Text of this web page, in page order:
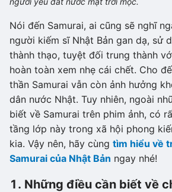
Nói đến Samurai, ai cũng sẽ nghĩ
người kiếm sĩ Nhật Bản gan dạ, sử
thành thạo, tuyệt đối trung thành
hoàn toàn xem nhẹ cái chết. Cho
thần Samurai vẫn còn ảnh hưởng
dân nước Nhật. Tuy nhiên, ngoài
biết về Samurai trên phim ảnh, có
tầng lớp này trong xã hội phong
kia. Vậy nên, hãy cùng tìm hiểu về
Samurai của Nhật Bản ngay nhé!
1. Những điều cần biết về